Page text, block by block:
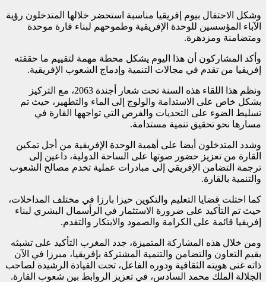
وشكل الاحتفال بيوم إفريقيا مناسبة استحضر خلالها المتدخلون رؤية
الآباء المؤسسين للوحدة الإفريقية وطموحهم لبناء قارة موحدة
ومتضامنة ومزدهرة.
وأكد المشاركون أن هذا اليوم يشكل محطة مهمة لتقييم ما حققته
إفريقيا من تقدم في مجالات التنمية وإدماج الشعوب الإفريقية.
ونظم هذا اللقاء هذه السنة تحت شعار أجندة 2063، مع التركيز
بشكل خاص على الاستدامة والولوج إلى الماء والتطهير، حيث تم
تسليط الضوء على التحديات والفرص التي تواجهها القارة في
مسارها نحو تحقيق تنمية مستدامة.
وشدد المتدخلون أيضا على أهمية الوحدة الإفريقية من أجل تمكين
القارة من تعزيز حضور صوتها على الساحة الدولية، داعين إلى
ترجمة التضامن الإفريقي إلى مبادرات عملية تخدم مصالح الشعوب
والتنمية بالقارة.
كما احتلت قضايا التعليم والتكوين حيزا بارزا في مختلف المداخلات،
حيث تم التأكيد على ضرورة الاستثمار في الرأسمال البشري لبناء
إفريقيا قائمة على الكرامة والصمود والابتكار والتقدم.
ومن خلال هذه المشاركة المتميزة، جدد المغرب التأكيد على تشبثه
بقيم التعاون والتضامن والتنمية المشتركة بإفريقيا، مبرزا في الآن
ذاته غنى هويته الثقافية ودوره الفاعل، تحت القيادة الرشيدة لصاحب
الجلالة الملك محمد السادس، في تعزيز الروابط بين شعوب القارة.